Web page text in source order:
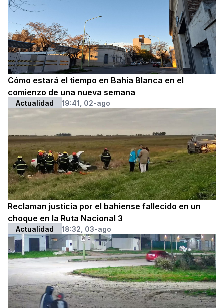
Cómo estará el tiempo en Bahía Blanca en el
comienzo de una nueva semana
Actualidad 19:41, 02-ago
Reclaman justicia por el bahiense fallecido en un
choque en la Ruta Nacional 3
Actualidad 18:32, 03-ago